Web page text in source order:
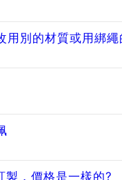
用別的材質或用綁
製，價格是一樣的?